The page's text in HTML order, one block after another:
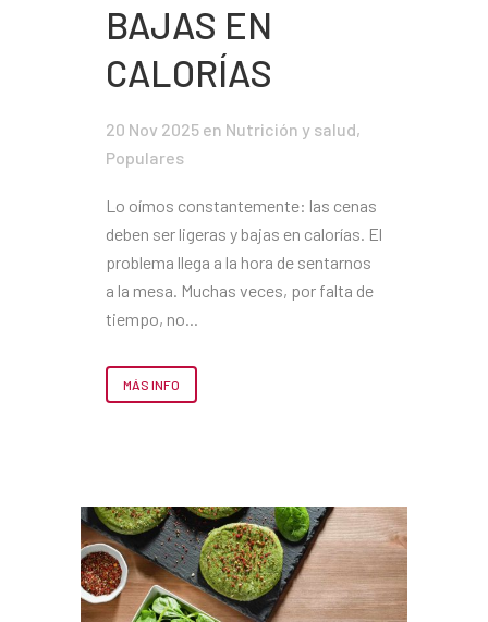
BAJAS EN
CALORÍAS
20 Nov 2025 en Nutrición y salud,
Populares
Lo oímos constantemente: las cenas
deben ser ligeras y bajas en calorías. El
problema llega a la hora de sentarnos
a la mesa. Muchas veces, por falta de
tiempo, no...
MÁS INFO